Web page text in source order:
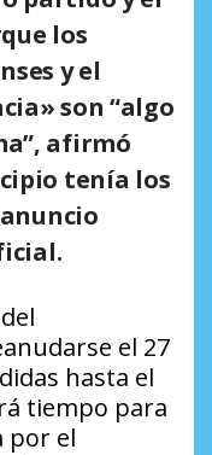
los
y el
son “algo
afirmó
tenía los
el 27
hasta el
tiempo para
por el